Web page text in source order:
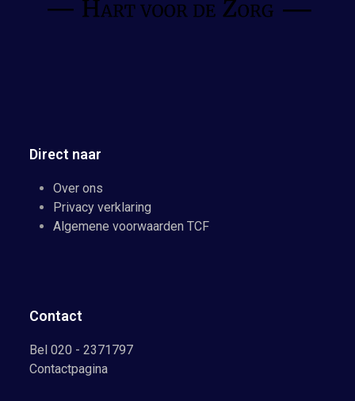
Direct naar
Over ons
Privacy verklaring
Algemene voorwaarden TCF
Contact
Bel 020 - 2371797
Contactpagina